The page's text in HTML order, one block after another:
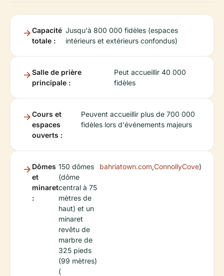
Capacité
totale :
Jusqu'à 800 000 fidèles (espaces
intérieurs et extérieurs confondus)
Salle de prière
principale :
Peut accueillir 40 000
fidèles
Cours et
espaces
ouverts :
Peuvent accueillir plus de 700 000
fidèles lors d'événements majeurs
Dômes
et
minaret
:
150 dômes
(dôme
central à 75
mètres de
haut) et un
minaret
revêtu de
marbre de
325 pieds
(99 mètres)
(
bahriatown.com,ConnollyCove)